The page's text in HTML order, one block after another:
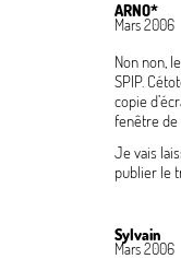
ARNO*
Mars 2006
Non non,
SPIP.
copie
fenêtre
Je vais
publier le
Sylvain
Mars 2006